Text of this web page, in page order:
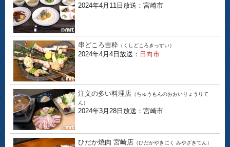
2024年4月11日放送：宮崎市
串どころ吉粋 （くしどころきっすい）
2024年4月4日放送： 日向市
注文の多い料理店 （ちゅうもんのおおいりょうりて
ん）
2024年3月28日放送：宮崎市
ひだか焼肉 宮崎店 （ひだかやきにく みやざきてん）